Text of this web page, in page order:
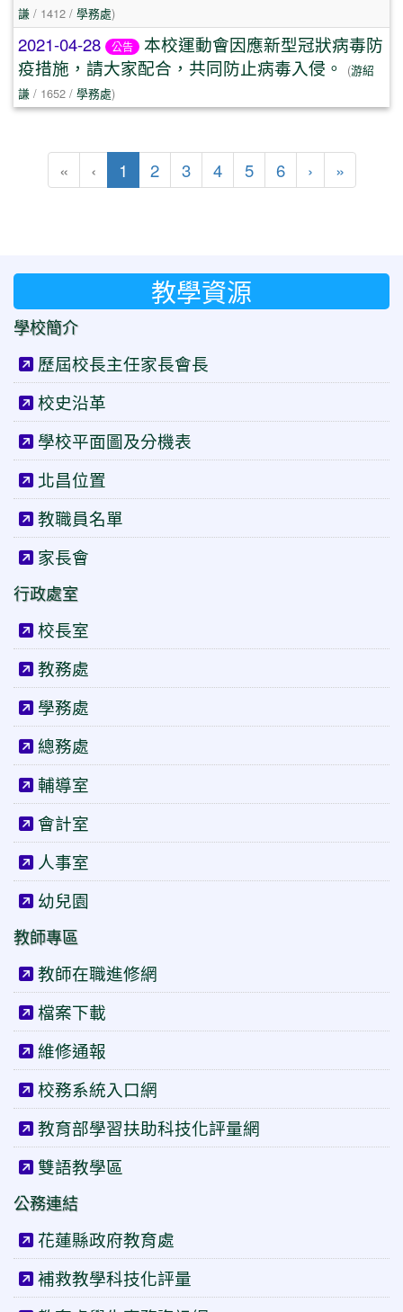
謙 / 1412 / 學務處)
2021-04-28 公告
本校運動會因應新型冠狀病毒防
疫措施，請大家配合，共同防止病毒入侵。
(游紹
謙 / 1652 / 學務處)
« ‹ 1 (目前頁次)
2 3 4 5 6 ›下一頁
»最後頁
教學資源
學校簡介
歷屆校長主任家長會長
校史沿革
學校平面圖及分機表
北昌位置
教職員名單
家長會
行政處室
校長室
教務處
學務處
總務處
輔導室
會計室
人事室
幼兒園
教師專區
教師在職進修網
檔案下載
維修通報
校務系統入口網
教育部學習扶助科技化評量網
雙語教學區
公務連結
花蓮縣政府教育處
補救教學科技化評量